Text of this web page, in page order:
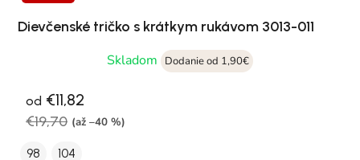
Dievčenské tričko s krátkym rukávom 3013-011
Skladom
Dodanie od 1,90€
od €11,82
€19,70 (až –40 %)
98 104